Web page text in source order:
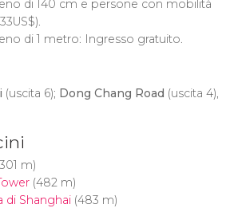
di 140 cm e persone con mobilità
US$).
di 1 metro: Ingresso gratuito.
(uscita 6); Dong Chang Road (uscita 4),
m)
(482 m)
di Shanghai(483 m)